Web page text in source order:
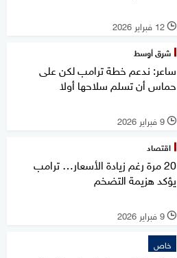
l 12 فبراير 2026
شرق أوسط
ساعر: ندعم خطة ترامب لكن على
حماس أن تسلم سلاحها أولا
l 9 فبراير 2026
اقتصاد
20 مرة رغم زيادة الأسعار… ترامب
يؤكد هزيمة التضخم
l 9 فبراير 2026
خاص